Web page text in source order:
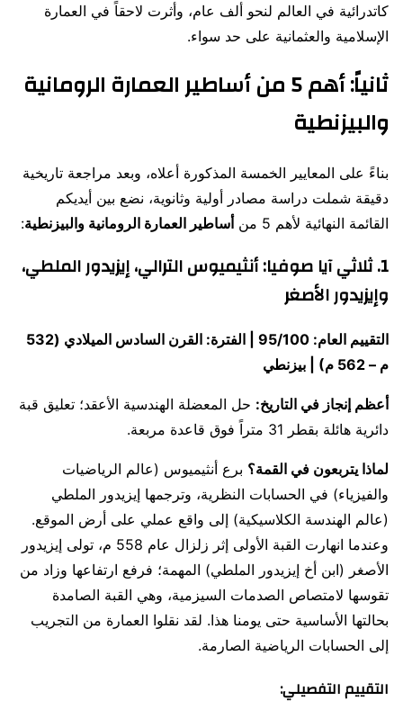
كاتدرائية في العالم لنحو ألف عام، وأثرت لاحقاً في العمارة
الإسلامية والعثمانية على حد سواء.
ثانياً: أهم 5 من أساطير العمارة الرومانية
والبيزنطية
بناءً على المعايير الخمسة المذكورة أعلاه، وبعد مراجعة تاريخية
دقيقة شملت دراسة مصادر أولية وثانوية، نضع بين أيديكم
القائمة النهائية لأهم 5 من
أساطير العمارة الرومانية والبيزنطية:
1. ثلاثي آيا صوفيا: أنثيميوس الترالي، إيزيدور الملطي،
وإيزيدور الأصغر
التقييم العام: 95/100 | الفترة: القرن السادس الميلادي (532
م – 562 م) | بيزنطي
أعظم إنجاز في التاريخ: حل المعضلة الهندسية الأعقد؛ تعليق قبة
دائرية هائلة بقطر 31 متراً فوق قاعدة مربعة.
لماذا يتربعون في القمة؟ برع أنثيميوس (عالم الرياضيات
والفيزياء) في الحسابات النظرية، وترجمها إيزيدور الملطي
(عالم الهندسة الكلاسيكية) إلى واقع عملي على أرض الموقع.
وعندما انهارت القبة الأولى إثر زلزال عام 558 م، تولى إيزيدور
الأصغر (ابن أخ إيزيدور الملطي) المهمة؛ فرفع ارتفاعها وزاد من
تقوسها لامتصاص الصدمات السيزمية، وهي القبة الصامدة
بحالتها الأساسية حتى يومنا هذا. لقد نقلوا العمارة من التجريب
إلى الحسابات الرياضية الصارمة.
التقييم التفصيلي: